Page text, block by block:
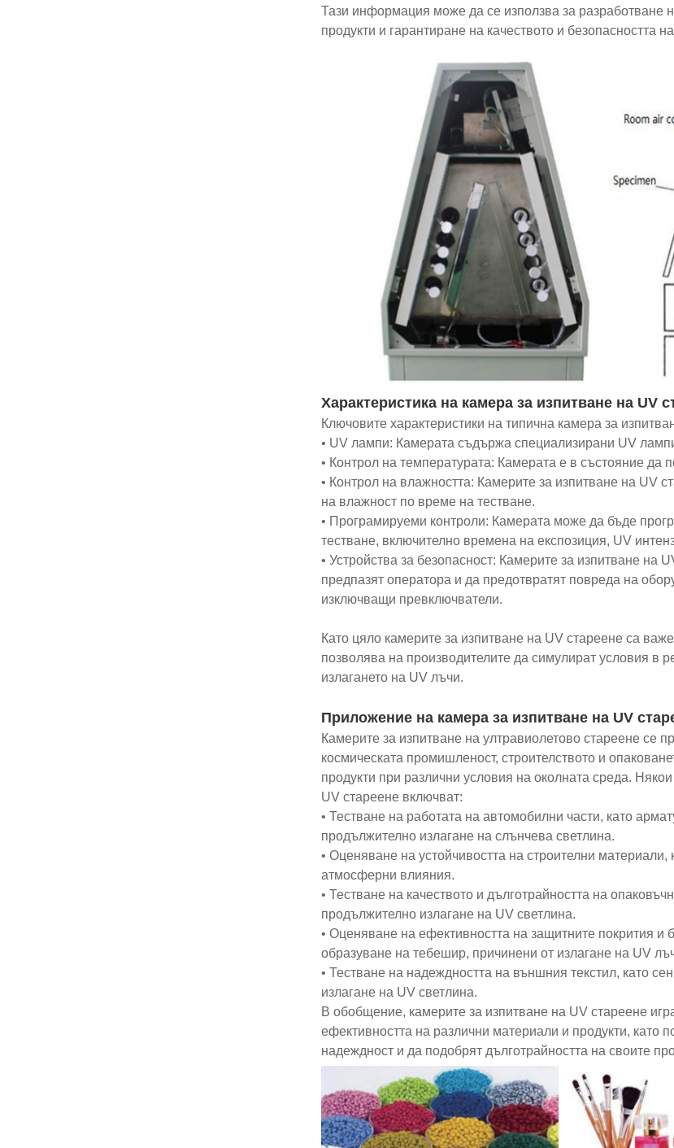
Тази информация може да се използва за
продукти и гарантиране на качеството и безопасността
Характеристика на камера за изпитване на UV
Ключовите характеристики на типична камера за
• UV лампи: Камерата съдържа специализирани UV
• Контрол на температурата: Камерата е в състояние
• Контрол на влажността: Камерите за изпитване на UV
на влажност по време на тестване.
• Програмируеми контроли: Камерата може да бъде
тестване, включително времена на експозиция, UV
• Устройства за безопасност: Камерите за изпитване на
предпазят оператора и да предотвратят повреда на
изключващи превключватели.
Като цяло камерите за изпитване на UV стареене са
позволява на производителите да симулират условия в
излагането на UV лъчи.
Приложение на камера за изпитване на UV
Камерите за изпитване на ултравиолетово стареене се
космическата промишленост, строителството и
продукти при различни условия на околната среда.
UV стареене включват:
• Тестване на работата на автомобилни части, като
продължително излагане на слънчева светлина.
• Оценяване на устойчивостта на строителни
атмосферни влияния.
• Тестване на качеството и дълготрайността на
продължително излагане на UV светлина.
• Оценяване на ефективността на защитните покрития и
образуване на тебешир, причинени от излагане на UV
• Тестване на надеждността на външния текстил, като
излагане на UV светлина.
В обобщение, камерите за изпитване на UV стареене
ефективността на различни материали и продукти, като
надеждност и да подобрят дълготрайността на своите